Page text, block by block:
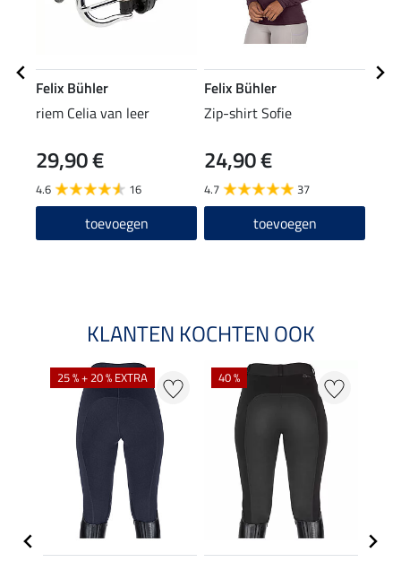
Felix Bühler
riem Celia van leer
29,90 €
4.6 16
toevoegen
Felix Bühler
Zip-shirt Sofie
24,90 €
4.7 37
toevoegen
KLANTEN KOCHTEN OOK
25 % + 20 % EXTRA 40 %